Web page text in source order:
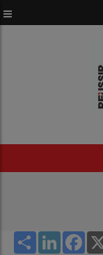
au
Share LinkedIn